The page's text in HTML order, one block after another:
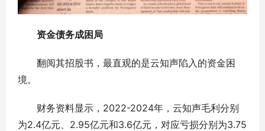
资金债务成困局
翻阅其招股书，最直观的是云知声陷入的资金困
境。
财务资料显示，2022-2024年，云知声毛利分别
为2.4亿元、2.95亿元和3.6亿元，对应亏损分别为3.75